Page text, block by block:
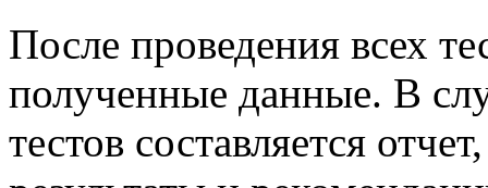
После проведения всех
полученные данные. В
тестов составляется